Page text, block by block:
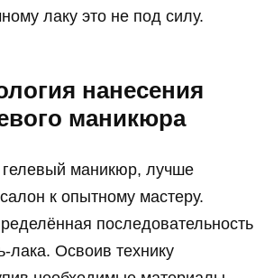
лаку это не под силу.
нанесения
маникюра
маникюр, лучше
к опытному мастеру.
последовательность
лака. Освоив технику